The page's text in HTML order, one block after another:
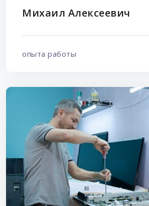
Михаил Алексеевич
опыта работы